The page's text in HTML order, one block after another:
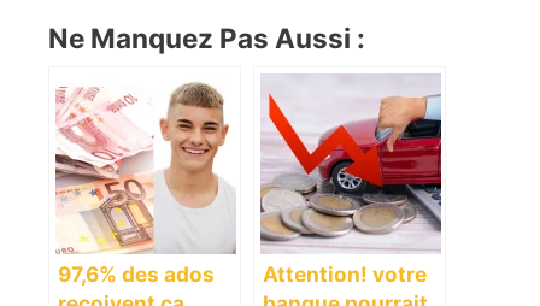
Ne Manquez Pas Aussi :
97,6% des ados
Attention! votre